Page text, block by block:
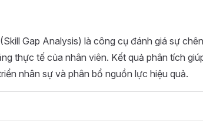
Gap Analysis) là công cụ đánh giá sự
thực tế của nhân viên. Kết quả phân tích
nhân sự và phân bổ nguồn lực hiệu quả.